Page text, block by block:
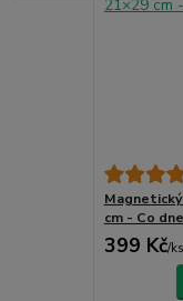
cm - Co
399 Kč/ks